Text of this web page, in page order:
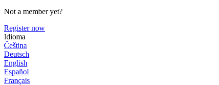
Not a member yet?
Register now
Idioma
Čeština
Deutsch
English
Español
Français